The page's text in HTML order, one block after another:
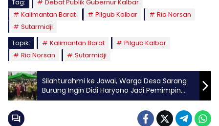
Tag:
Debat Publik Gubernur Kalbar
Kalimantan Barat
Pilgub Kalbar
Ria Norsan
Sutarmidji
Topik:
Kalimantan Barat
Pilgub Kalbar
Ria Norsan
Sutarmidji
Silahturahmi ke Jawai, Warga Desa Sarang
Burung Ingin Didi Haryono Jadi Pemimpin
Kalbar